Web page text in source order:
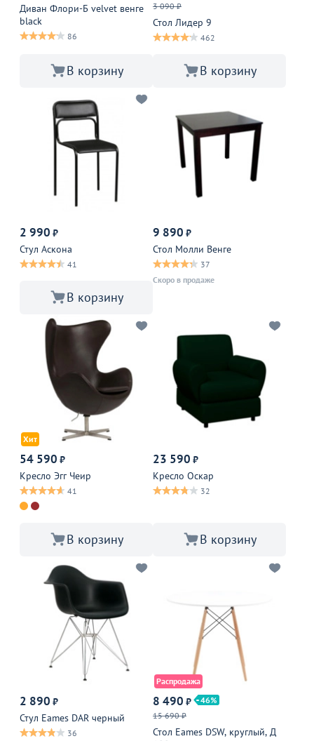
Диван Флори-Б velvet венге
black
86
В корзину
3 090 ₽
Стол Лидер 9
462
В корзину
2 990 ₽
Стул Аскона
41
В корзину
9 890 ₽
Стол Молли Венге
37
Скоро в продаже
Хит
54 590 ₽
Кресло Эгг Чеир
41
В корзину
23 590 ₽
Кресло Оскар
32
В корзину
2 890 ₽
Стул Eames DAR черный
36
Распродажа
8 490 ₽
46
15 690 ₽
Стол Eames DSW, круглый, Д